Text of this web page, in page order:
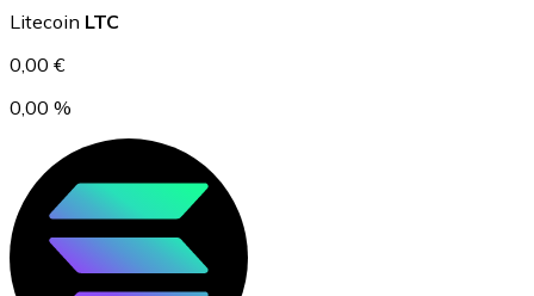
Ethereum
ETH
Litecoin LTC
0,00 €
0,00 %